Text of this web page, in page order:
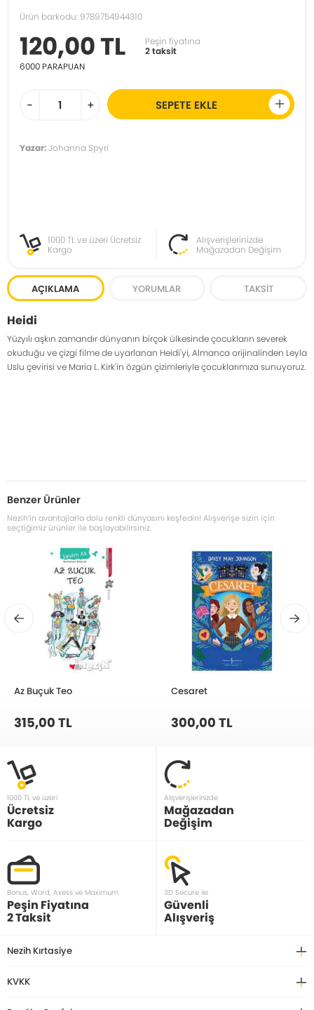
Ürün barkodu: 9789754944310
120,00 TL
Peşin fiyatına
2 taksit
6000 PARAPUAN
- + SEPETE EKLE
Yazar:Johanna Spyri
1000 TL ve üzeri Ücretsiz
Kargo
Alışverişlerinizde
Mağazadan Değişim
AÇIKLAMA YORUMLAR TAKSIT
Heidi
Yüzyılı aşkın zamandır dünyanın birçok ülkesinde çocukların severek
okuduğu ve çizgi filme de uyarlanan Heidi'yi, Almanca orijinalinden Leyla
Uslu çevirisi ve Maria L. Kirk'in özgün çizimleriyle çocuklarımıza sunuyoruz.
Benzer Ürünler
Nezih’in avantajlarla dolu renkli dünyasını keşfedin! Alışverişe sizin için
seçtiğimiz ürünler ile başlayabilirsiniz.
Az Buçuk Teo
315,00 TL
Cesaret
300,00 TL
1000 TL ve üzeri
Ücretsiz
Kargo
Alışverişlerinizde
Mağazadan
Değişim
Bonus, Word, Axess ve Maximum
Peşin Fiyatına
2 Taksit
3D Secure ile
Güvenli
Alışveriş
Nezih Kırtasiye
KVKK